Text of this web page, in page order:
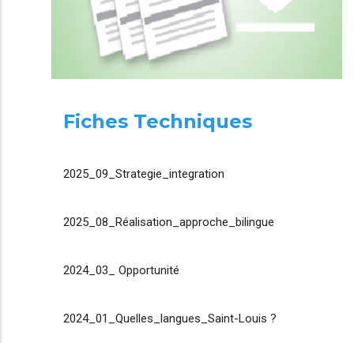
Fiches Techniques
2025_09_Strategie_integration
2025_08_Réalisation_approche_bilingue
2024_03_ Opportunité
2024_01_Quelles_langues_Saint-Louis ?